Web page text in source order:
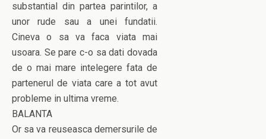
substantial din partea parintilor, a
unor rude sau a unei fundatii.
Cineva o sa va faca viata mai
usoara. Se pare c-o sa dati dovada
de o mai mare intelegere fata de
partenerul de viata care a tot avut
probleme in ultima vreme.
BALANTA
Or sa va reuseasca demersurile de